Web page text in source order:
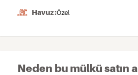
Havuz :Özel
Neden bu mülkü satın